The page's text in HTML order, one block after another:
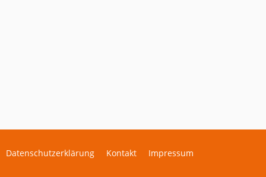
Datenschutzerklärung Kontakt Impressum